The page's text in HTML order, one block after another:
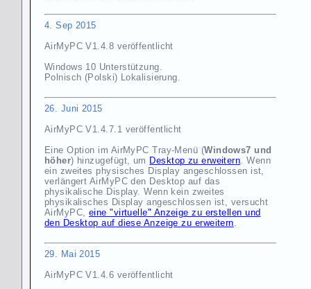
4. Sep 2015
AirMyPC V1.4.8 veröffentlicht
Windows 10 Unterstützung.
Polnisch (Polski) Lokalisierung.
26. Juni 2015
AirMyPC V1.4.7.1 veröffentlicht
Eine Option im AirMyPC Tray-Menü (Windows7 und
höher) hinzugefügt, um Desktop zu erweitern . Wenn
ein zweites physisches Display angeschlossen ist,
verlängert AirMyPC den Desktop auf das
physikalische Display. Wenn kein zweites
physikalisches Display angeschlossen ist, versucht
AirMyPC, eine "virtuelle" Anzeige zu erstellen und
den Desktop auf diese Anzeige zu erweitern
29. Mai 2015
AirMyPC V1.4.6 veröffentlicht